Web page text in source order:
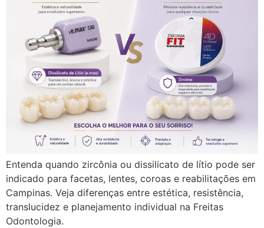
Entenda quando zircônia ou dissilicato de lítio pode ser
indicado para facetas, lentes, coroas e reabilitações em
Campinas. Veja diferenças entre estética, resistência,
translucidez e planejamento individual na Freitas
Odontologia.